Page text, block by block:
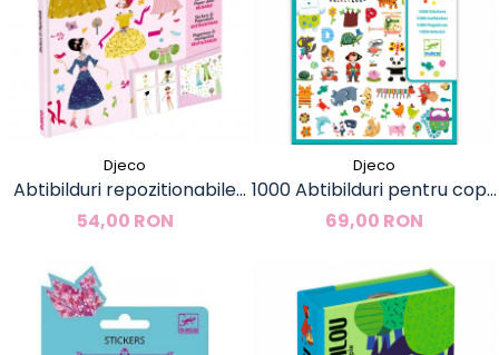
Djeco
Abtibilduri repozitionabile
Istoria modei, Djeco
54,00 RON
Djeco
1000 Abtibilduri pentru copii,
Djeco
69,00 RON